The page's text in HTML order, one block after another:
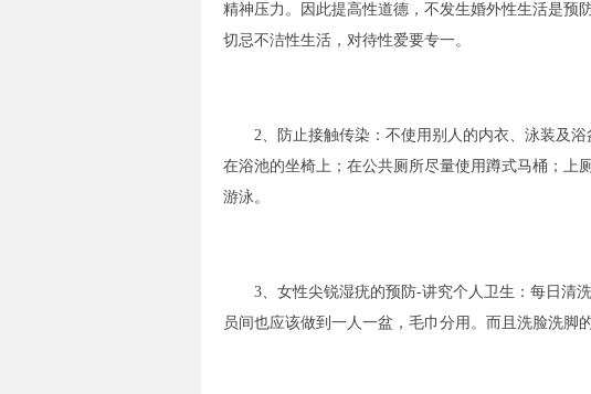
精神压力。因此提高性道德，不发生婚外性生活是预
切忌不洁性生活，对待性爱要专一。
2、防止接触传染：不使用别人的内衣、泳装及浴
在浴池的坐椅上；在公共厕所尽量使用蹲式马桶；上
游泳。
3、女性尖锐湿疣的预防-讲究个人卫生：每日清
员间也应该做到一人一盆，毛巾分用。而且洗脸洗脚